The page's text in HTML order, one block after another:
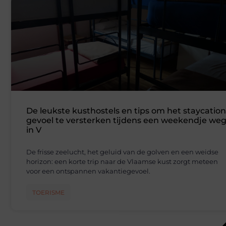
De leukste kusthostels en tips om het
gevoel te versterken tijdens een weekendje weg
in V
De frisse zeelucht, het geluid van de golven en een weidse
horizon: een korte trip naar de Vlaamse kust zorgt meteen
voor een ontspannen vakantiegevoel.
TOERISME